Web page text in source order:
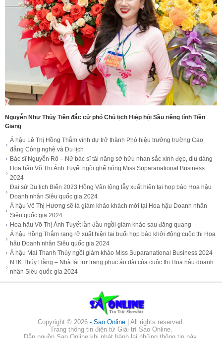
Nguyễn Như Thủy Tiên đắc cử phó Chủ tịch Hiệp hội Sầu riêng tỉnh Tiền
Giang
Á hậu Lê Thị Hồng Thắm vinh dự trở thành Phó hiệu trưởng trường Cao
đẳng Công nghệ và Du lịch
Bác sĩ Nguyễn Rô – Nữ bác sĩ tài năng sở hữu nhan sắc xinh đẹp, dịu dàng
Hoa hậu Võ Thị Ánh Tuyết ngồi ghế nóng Miss Suparanational Business
2024
Đại sứ Du lịch Biển 2023 Hồng Vân lộng lẫy xuất hiện tại họp báo Hoa hậu
Doanh nhân Siêu quốc gia 2024
Á hậu Võ Thị Hương sẽ là giám khảo khách mời tại Hoa hậu Doanh nhân
Siêu quốc gia 2024
Hoa hậu Võ Thị Ánh Tuyết lần đầu ngồi giám khảo sau đăng quang
Á hậu Hồng Thắm rạng rỡ xuất hiện tại buổi họp báo khởi động cuộc thi Hoa
hậu Doanh nhân Siêu quốc gia 2024
Á hậu Mai Thanh Thủy ngồi giám khảo Miss Suparanational Business 2024
NTK Thúy Hằng – Nhà tài trợ trang phục áo dài của cuộc thi Hoa hậu doanh
nhân Siêu quốc gia 2024
Copyright © 2026 - Sao Online
| All rights reserved.
Trang thông tin điện tử Giải trí Sao Online.